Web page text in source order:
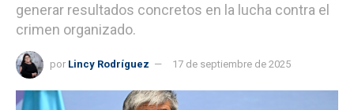
generar resultados concretos en la lucha contra el
crimen organizado.
por Lincy Rodríguez 17 de septiembre de 2025